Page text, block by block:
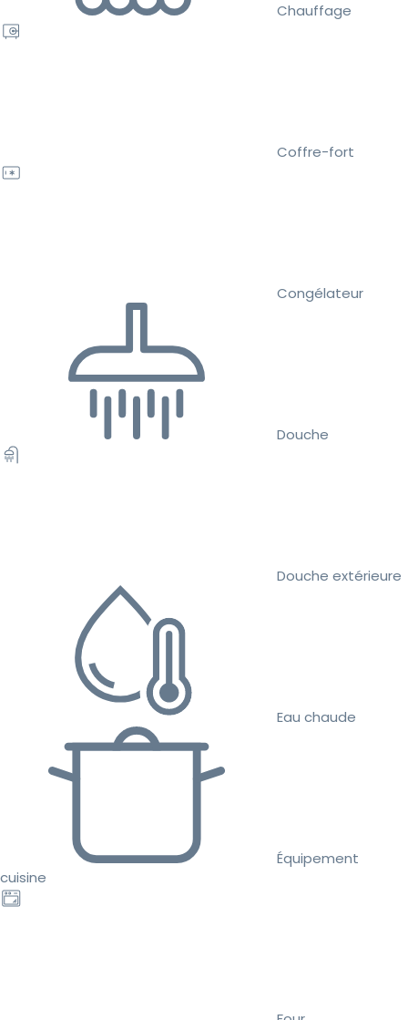
Chauffage
Coffre-fort
Congélateur
Douche
Douche extérieure
Eau chaude
Équipement
cuisine